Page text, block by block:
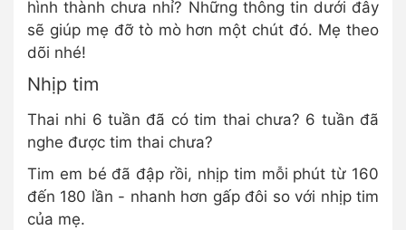
hình thành chưa nhỉ? Những thông tin dưới đây
sẽ giúp mẹ đỡ tò mò hơn một chút đó. Mẹ theo
dõi nhé!
Nhịp tim
Thai nhi 6 tuần đã có tim thai chưa? 6 tuần đã
nghe được tim thai chưa?
Tim em bé đã đập rồi, nhịp tim mỗi phút từ 160
đến 180 lần - nhanh hơn gấp đôi so với nhịp tim
của mẹ.